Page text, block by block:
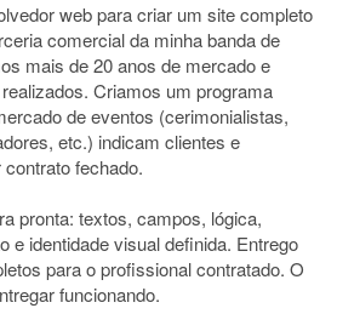
web para criar um site completo
comercial da minha banda de
mais de 20 anos de mercado e
Criamos um programa
de eventos (cerimonialistas,
etc.) indicam clientes e
fechado.
pronta: textos, campos, lógica,
e identidade visual definida. Entrego
para o profissional contratado. O
funcionando.